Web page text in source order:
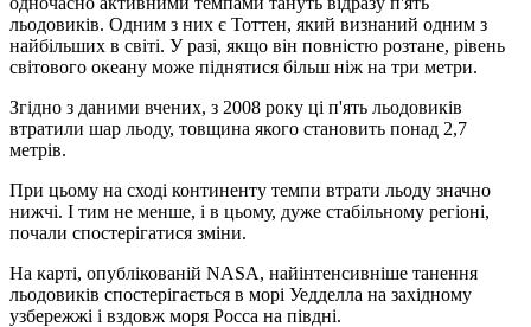
льодовиків. Одним з них є Тоттен, який визнаний одним з
найбільших в світі. У разі, якщо він повністю розтане, рівень
світового океану може піднятися більш ніж на три метри.
Згідно з даними вчених, з 2008 року ці п'ять льодовиків
втратили шар льоду, товщина якого становить понад 2,7
метрів.
При цьому на сході континенту темпи втрати льоду значно
нижчі. І тим не менше, і в цьому, дуже стабільному регіоні,
почали спостерігатися зміни.
На карті, опублікованій NASA, найінтенсивніше танення
льодовиків спостерігається в морі Уедделла на західному
узбережжі і вздовж моря Росса на півдні.